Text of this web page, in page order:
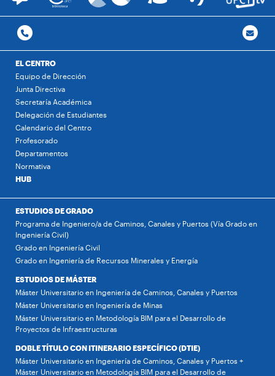
EL CENTRO
Equipo de Dirección
Junta Directiva
Secretaría Académica
Delegación de Estudiantes
Calendario del Centro
Profesorado
Departamentos
Normativa
HUB
ESTUDIOS DE GRADO
Programa de Ingeniero/a de Caminos, Canales y Puertos (Vía Grado en
Ingeniería Civil)
Grado en Ingeniería Civil
Grado en Ingeniería de Recursos Minerales y Energía
ESTUDIOS DE MÁSTER
Máster Universitario en Ingeniería de Caminos, Canales y Puertos
Máster Universitario en Ingeniería de Minas
Máster Universitario en Metodología BIM para el Desarrollo de
Proyectos de Infraestructuras
DOBLE TÍTULO CON ITINERARIO ESPECÍFICO (DTIE)
Máster Universitario en Ingeniería de Caminos, Canales y Puertos +
Máster Universitario en Metodología BIM para el Desarrollo de